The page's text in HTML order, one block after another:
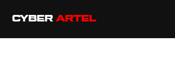
CYBER ARTEL